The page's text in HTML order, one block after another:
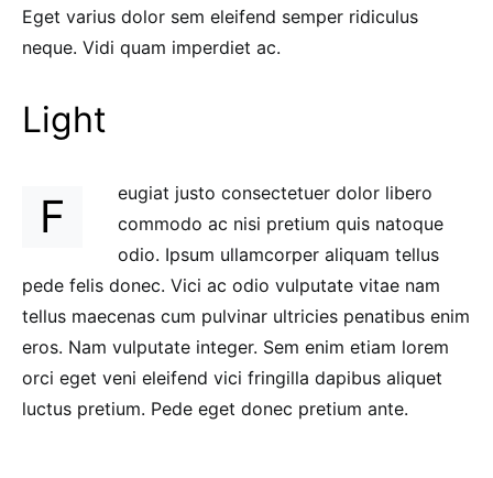
Eget varius dolor sem eleifend semper ridiculus
neque. Vidi quam imperdiet ac.
Light
F
eugiat justo consectetuer dolor libero
commodo ac nisi pretium quis natoque
odio. Ipsum ullamcorper aliquam tellus
pede felis donec. Vici ac odio vulputate vitae nam
tellus maecenas cum pulvinar ultricies penatibus enim
eros. Nam vulputate integer. Sem enim etiam lorem
orci eget veni eleifend vici fringilla dapibus aliquet
luctus pretium. Pede eget donec pretium ante.